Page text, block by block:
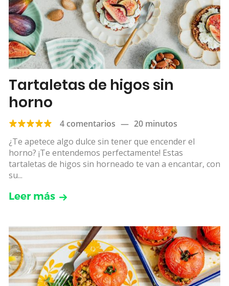
Tartaletas de higos sin
horno
4 comentarios — 20 minutos
¿Te apetece algo dulce sin tener que encender el
horno? ¡Te entendemos perfectamente! Estas
tartaletas de higos sin horneado te van a encantar, con
su...
Leer más